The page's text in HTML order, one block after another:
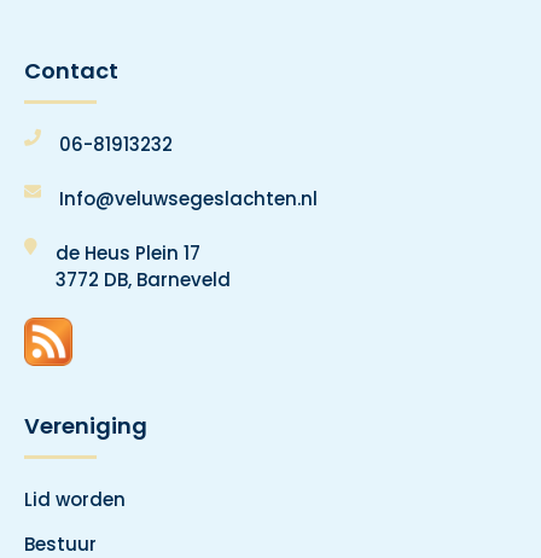
Contact
06-81913232
Info@veluwsegeslachten.nl
de Heus Plein 17
3772 DB, Barneveld
Vereniging
Lid worden
Bestuur